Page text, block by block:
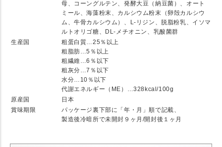
母、コーングルテン、発酵大豆（納豆菌）、オート
ミール、海藻粉末、カルシウム粉末（卵殻カルシウ
ム、牛骨カルシウム）、L-リジン、脱脂粉乳、イソマ
ルトオリゴ糖、DL-メチオニン、乳酸菌群
生産国
粗蛋白質…25％以上
粗脂肪…5％以上
粗繊維…6％以下
粗灰分…7％以下
水分…10％以下
代謝エネルギー（ME）…328kcal/100g
原産国
日本
賞味期限
パッケージ裏下部に「年・月」順で記載、
製造後冷暗所で未開封９ヶ月/開封後１ヶ月